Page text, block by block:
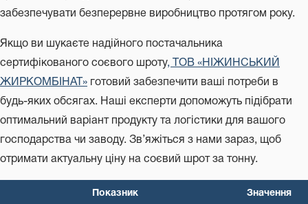
забезпечувати безперервне виробництво протягом року.
Якщо ви шукаєте надійного постачальника
сертифікованого соєвого шроту, ТОВ «НІЖИНСЬКИЙ
ЖИРКОМБІНАТ» готовий забезпечити ваші потреби в
будь-яких обсягах. Наші експерти допоможуть підібрати
оптимальний варіант продукту та логістики для вашого
господарства чи заводу. Зв’яжіться з нами зараз, щоб
отримати актуальну ціну на соєвий шрот за тонну.
Показник Значення